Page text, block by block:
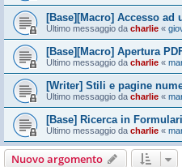
[Base][Macro] Accesso ad
Ultimo messaggio da charlie «
[Base][Macro] Apertura
Ultimo messaggio da charlie «
[Writer] Stili e pagine
Ultimo messaggio da charlie «
[Base] Ricerca in
Ultimo messaggio da charlie «
Nuovo argomento